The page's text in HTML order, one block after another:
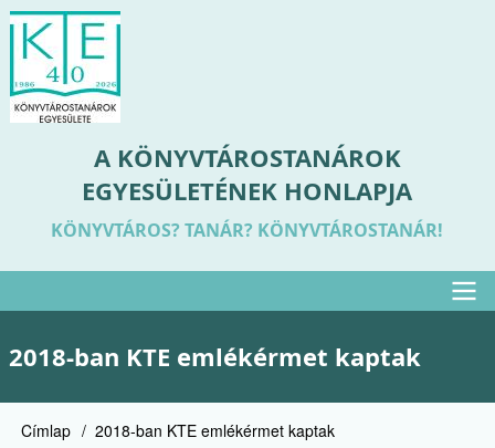
Ugrás
tartalomra
A KÖNYVTÁROSTANÁROK
EGYESÜLETÉNEK HONLAPJA
KÖNYVTÁROS? TANÁR? KÖNYVTÁROSTANÁR!
menü
2018-ban KTE emlékérmet kaptak
Morzsa
Címlap 2018-ban KTE emlékérmet kaptak